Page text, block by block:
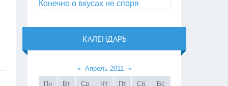
Конечно о вкусах не споря
КАЛЕНДАРЬ
« Апрель 2011 »
Пн
Вт Ср Чт Пт Сб Вс